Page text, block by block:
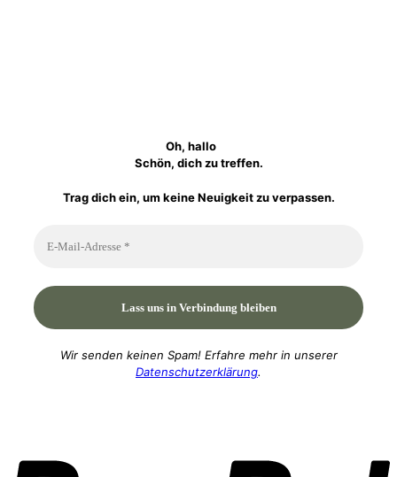
Oh, hallo
Schön, dich zu treffen.
Trag dich ein, um keine Neuigkeit zu verpassen.
Wir senden keinen Spam! Erfahre mehr in unserer
Datenschutzerklärung.